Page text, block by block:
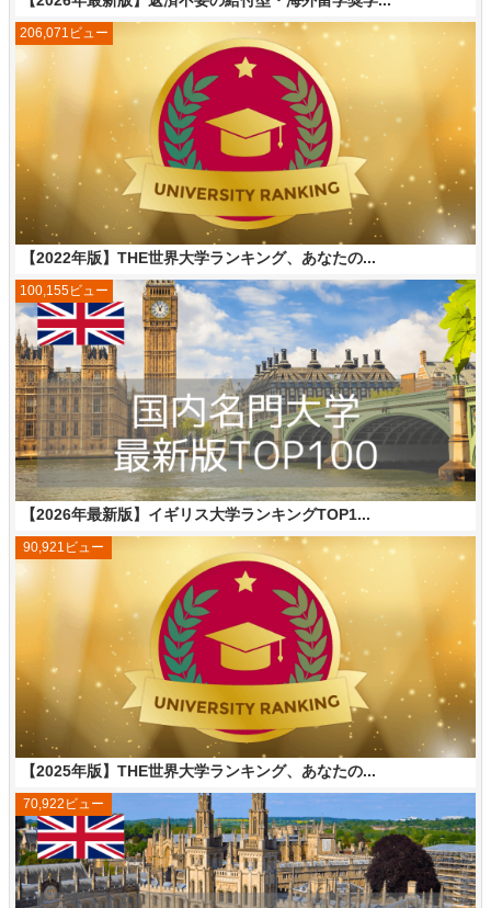
【2022年版】THE世界大学ランキング、あなたの...
206,071ビュー
【2026年最新版】イギリス大学ランキングTOP1...
100,155ビュー
【2025年版】THE世界大学ランキング、あなたの...
90,921ビュー
70,922ビュー